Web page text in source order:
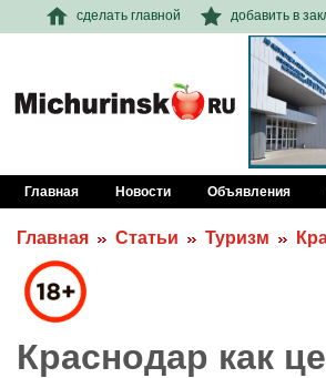
сделать главной добавить в
Главная Новости Объявления
Главная Статьи Туризм
Краснодар как